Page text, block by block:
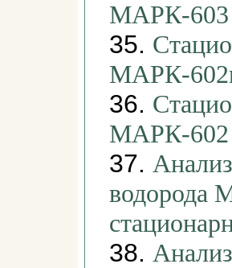
МАРК-603
35.
МАРК-
36.
МАРК-602
37.
водорода
38.